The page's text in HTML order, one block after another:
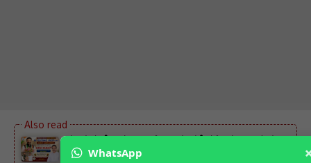
ಸಚಿವ ಸಂತೋಷ ಲಾಡ್ ಗೆ ಅಭಿನಂದನೆ ಸಲ್ಲಿಸಿದ ಅನಿಲಕುಮಾರ್
ಪಾಟೀಲ್ – ಅಭಿನಂದನೆ ಸಲ್ಲಿಸಿ ಶುಭ ಹಾರೈಸಿದ ಜಿಲ್ಲಾಧ್ಯಕ್ಷರು…..
WhatsApp